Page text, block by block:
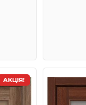
АКЦІЯ!